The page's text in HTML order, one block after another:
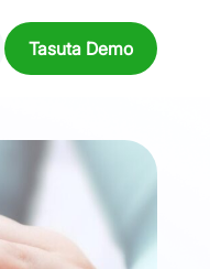
Tasuta Demo